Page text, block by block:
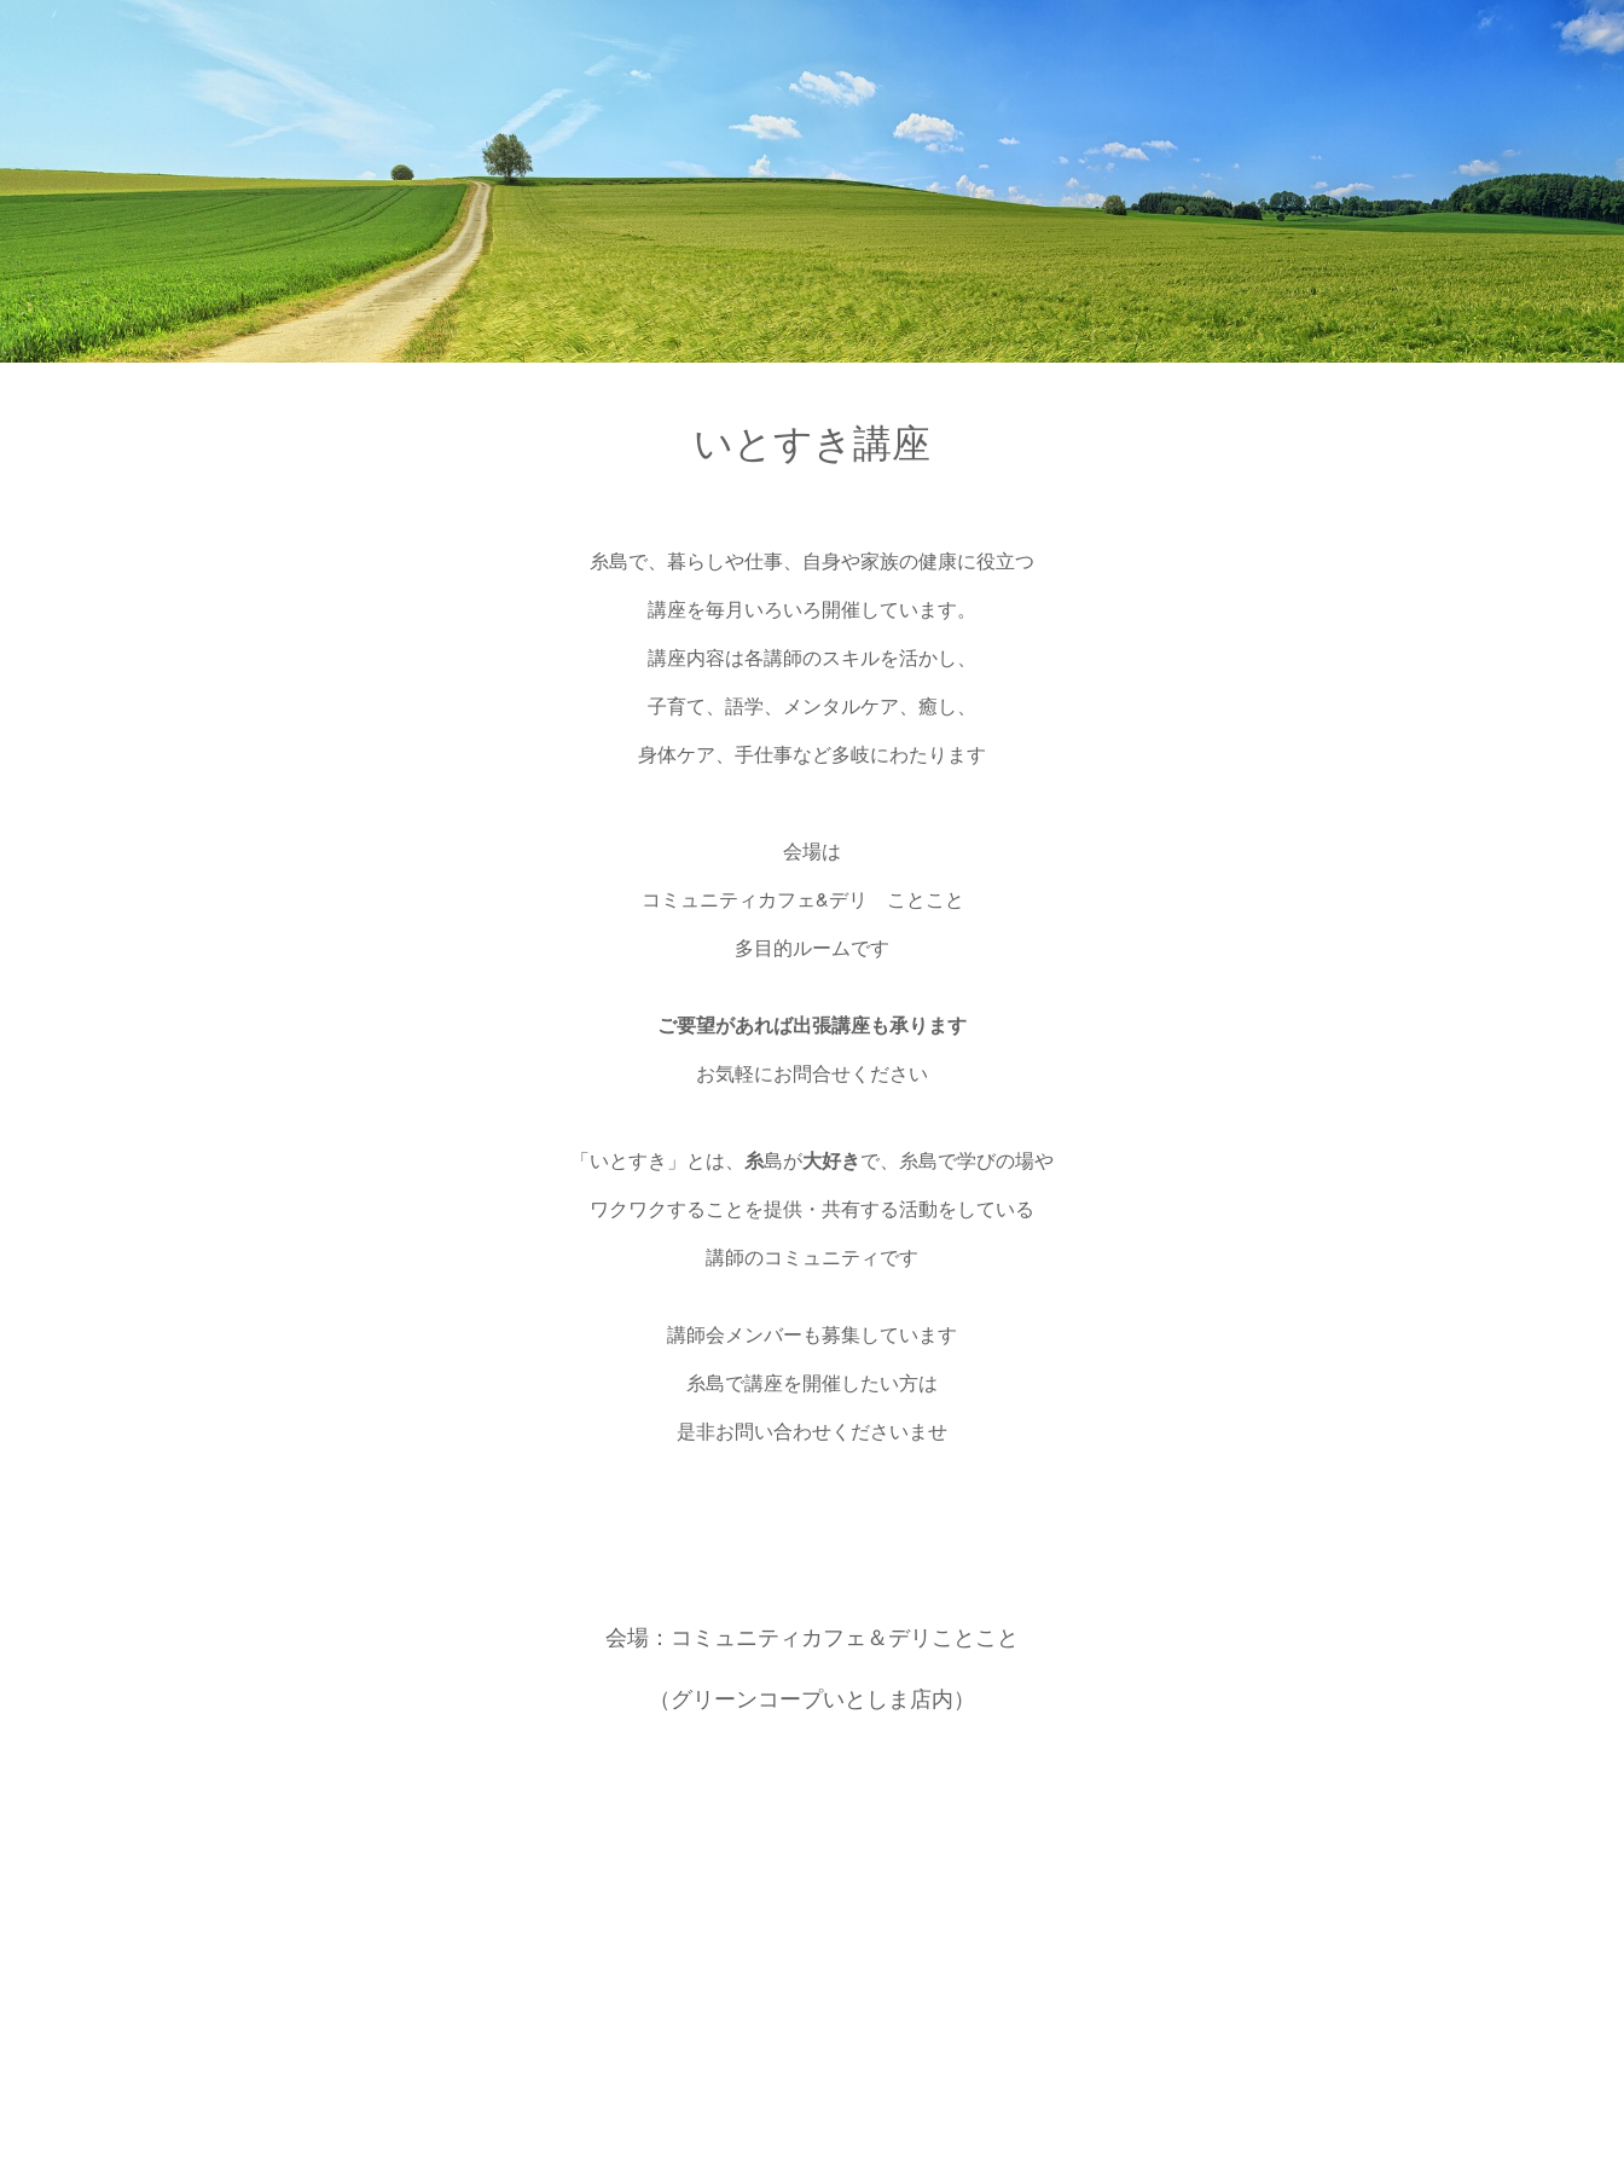
いとすき講座
糸島で、暮らしや仕事、自身や家族の健康に役立つ
講座を毎月いろいろ開催しています。
講座内容は各講師のスキルを活かし、
子育て、語学、メンタルケア、癒し、
身体ケア、手仕事など多岐にわたります
会場は
コミュニティカフェ&デリ ことこと
多目的ルームです
ご要望があれば出張講座も承ります
お気軽にお問合せください
「いとすき」とは、 糸島が大好きで、糸島で学びの場や
ワクワクすることを提供・共有する活動をしている
講師のコミュニティです
講師会メンバーも募集しています
糸島で講座を開催したい方は
是非お問い合わせくださいませ
会場：コミュニティカフェ＆デリことこと
（グリーンコープいとしま店内）